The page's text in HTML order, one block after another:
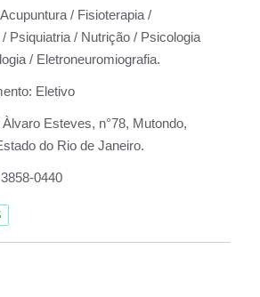
Acupuntura / Fisioterapia /
/ Psiquiatria / Nutrição / Psicologia
/ Eletroneuromiografia.
Eletivo
Àlvaro Esteves, n°78, Mutondo,
do Rio de Janeiro.
0440